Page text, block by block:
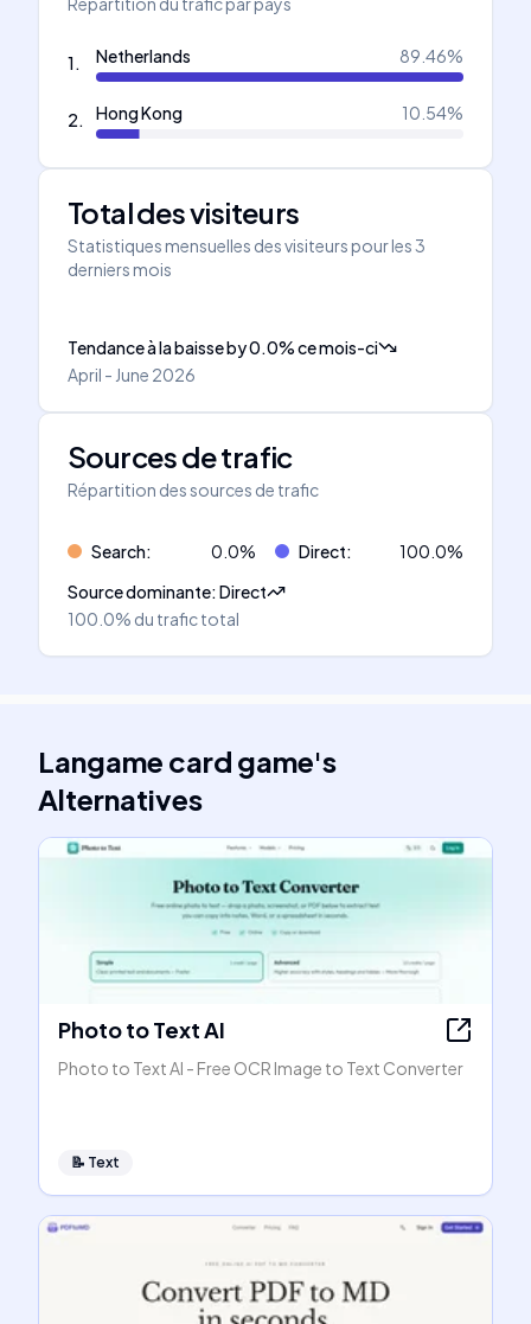
1. Netherlands 89.46%
2. Hong Kong 10.54%
Total des visiteurs
Statistiques mensuelles des visiteurs pour les 3
derniers mois
Tendance à la baisseby0.0%ce mois-ci
April - June 2026
Sources de trafic
Répartition des sources de trafic
Search: 0.0% Direct: 100.0%
Source dominante:Direct
100.0% du trafic total
Langame card game's
Alternatives
Photo to Text AI
Photo to Text AI - Free OCR Image to Text Converter
📝 Text